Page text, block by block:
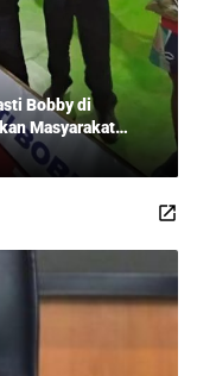
Bobby di
Masyarakat
Penonton!